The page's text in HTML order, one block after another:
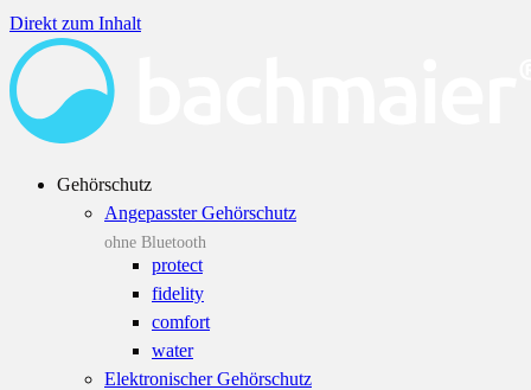
Direkt zum Inhalt
Gehörschutz
Angepasster Gehörschutz
ohne Bluetooth
protect
fidelity
comfort
water
Elektronischer Gehörschutz